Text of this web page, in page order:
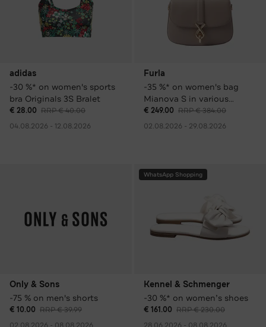
adidas
-30 %* on women's sports
bra Originals 3S Bralet
€ 28.00 RRP € 40.00
04.08.2026 - 12.08.2026
Furla
-35 %* on women's bag
Mianova S in various
colours
€ 249.00 RRP € 384.00
02.08.2026 - 29.08.2026
Only & Sons
-75 % on men's shorts
€ 10.00 RRP € 39.99
02.08.2026 - 08.08.2026
WhatsApp Shopping
Kennel & Schmenger
-30 %* on women’s shoes
€ 161.00 RRP € 230.00
28.06.2026 - 08.08.2026